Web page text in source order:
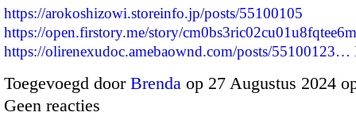
https://arokoshizowi.storeinfo.jp/posts/55100105
https://open.firstory.me/story/
https://olirenexudoc.amebaownd.com/posts/55100123…
Toegevoegd door Brenda op 27 Augustus 2024
Geen reacties